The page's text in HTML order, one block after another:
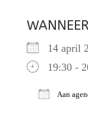
WANNEER
14 april
19:30 -
Aan